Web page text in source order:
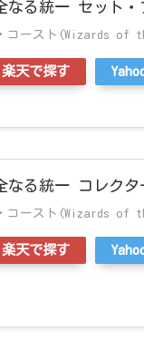
なる統一 セット・
コースト(Wizards of
楽天で探す
なる統一 コレクタ
コースト(Wizards of
楽天で探す